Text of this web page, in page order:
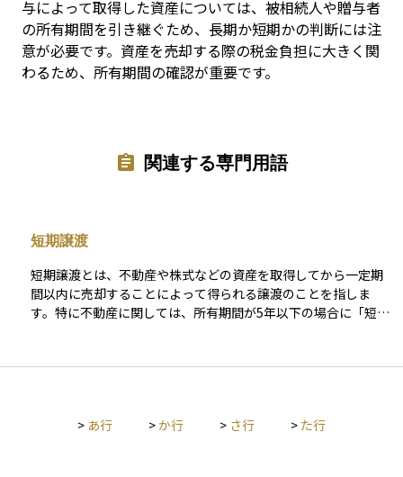
与によって取得した資産については、被相続人や贈与者
の所有期間を引き継ぐため、長期か短期かの判断には注
意が必要です。資産を売却する際の税金負担に大きく関
わるため、所有期間の確認が重要です。
関連する専門用語
短期譲渡
短期譲渡とは、不動産や株式などの資産を取得してから一定期
間以内に売却することによって得られる譲渡のことを指しま
す。特に不動産に関しては、所有期間が5年以下の場合に「短期
的な資産保有を促すための税制上の措置です。たとえば、相続
有期間の計算は慎重に行う必要があります。投資や不動産の売
> あ行 >か行 > さ行 > た行